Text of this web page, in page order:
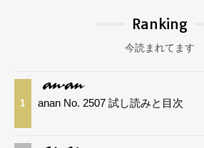
Ranking
今読まれてます
1 anan No. 2507 試し読みと目次